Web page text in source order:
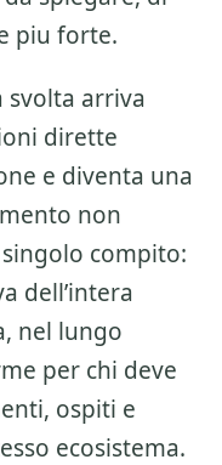
piu forte.
svolta arriva
dirette
e diventa una
non
singolo compito:
dell’intera
nel lungo
per chi deve
ospiti e
ecosistema.